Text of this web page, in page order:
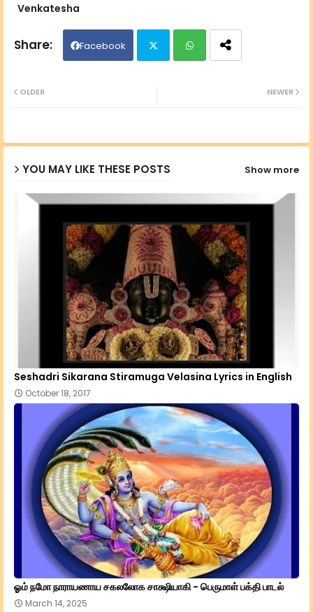
Venkatesha
Facebook
ap
NEWER
OLDER
YOU MAY LIKE THESE POSTS Show more
Seshadri Sikarana Stiramuga Velasina Lyrics in English
October 18, 2017
ஓம் நமோ நாராயணாய சகலலோக சாக்ஷியாகி - பெருமாள் பக்தி பாடல்
March 14, 2025